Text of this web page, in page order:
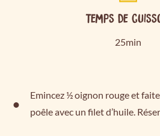
Temps de
25min
Emincez ½ oignon rouge et
poêle avec un filet d’huile.